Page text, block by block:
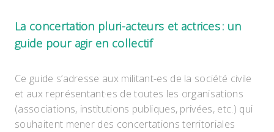
La concertation pluri-acteurs et actrices : un
guide pour agir en collectif
Ce guide s’adresse aux militant-es de la société civile
et aux représentant·es de toutes les organisations
(associations, institutions publiques, privées, etc.) qui
souhaitent mener des concertations territoriales